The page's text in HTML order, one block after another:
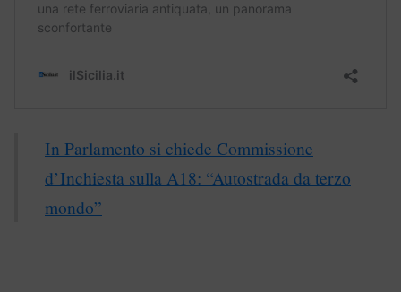
In Parlamento si chiede Commissione
d’Inchiesta sulla A18: “Autostrada da terzo
mondo”